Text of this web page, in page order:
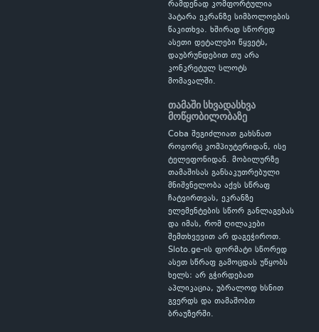
რამდენად კომფორტულია
პატარა ეკრანზე სიმბოლოების
წაკითხვა. ხშირად სწორედ
ასეთი დეტალები წყვეტს,
დაუბრუნდებით თუ არა
კონკრეტულ სლოტს
მომავალში.
თამაში სხვადასხვა
მოწყობილობაზე
Coba შეგიძლიათ გახსნათ
როგორც კომპიუტერიდან, ისე
ტელეფონიდან. მობილურზე
თამაშისას განსაკუთრებული
მნიშვნელობა აქვს სწრაფ
ჩატვირთვას, ეკრანზე
ელემენტების სწორ განლაგებას
და იმას, რომ ღილაკები
შემთხვევით არ დაგეჭიროთ.
Sloto.ge-ის ფორმატი სწორედ
ასეთ სწრაფ გამოცდას უწყობს
ხელს: არ გჭირდებათ
აპლიკაცია, უბრალოდ ხსნით
გვერდს და თამაშობთ
ბრაუზერში.